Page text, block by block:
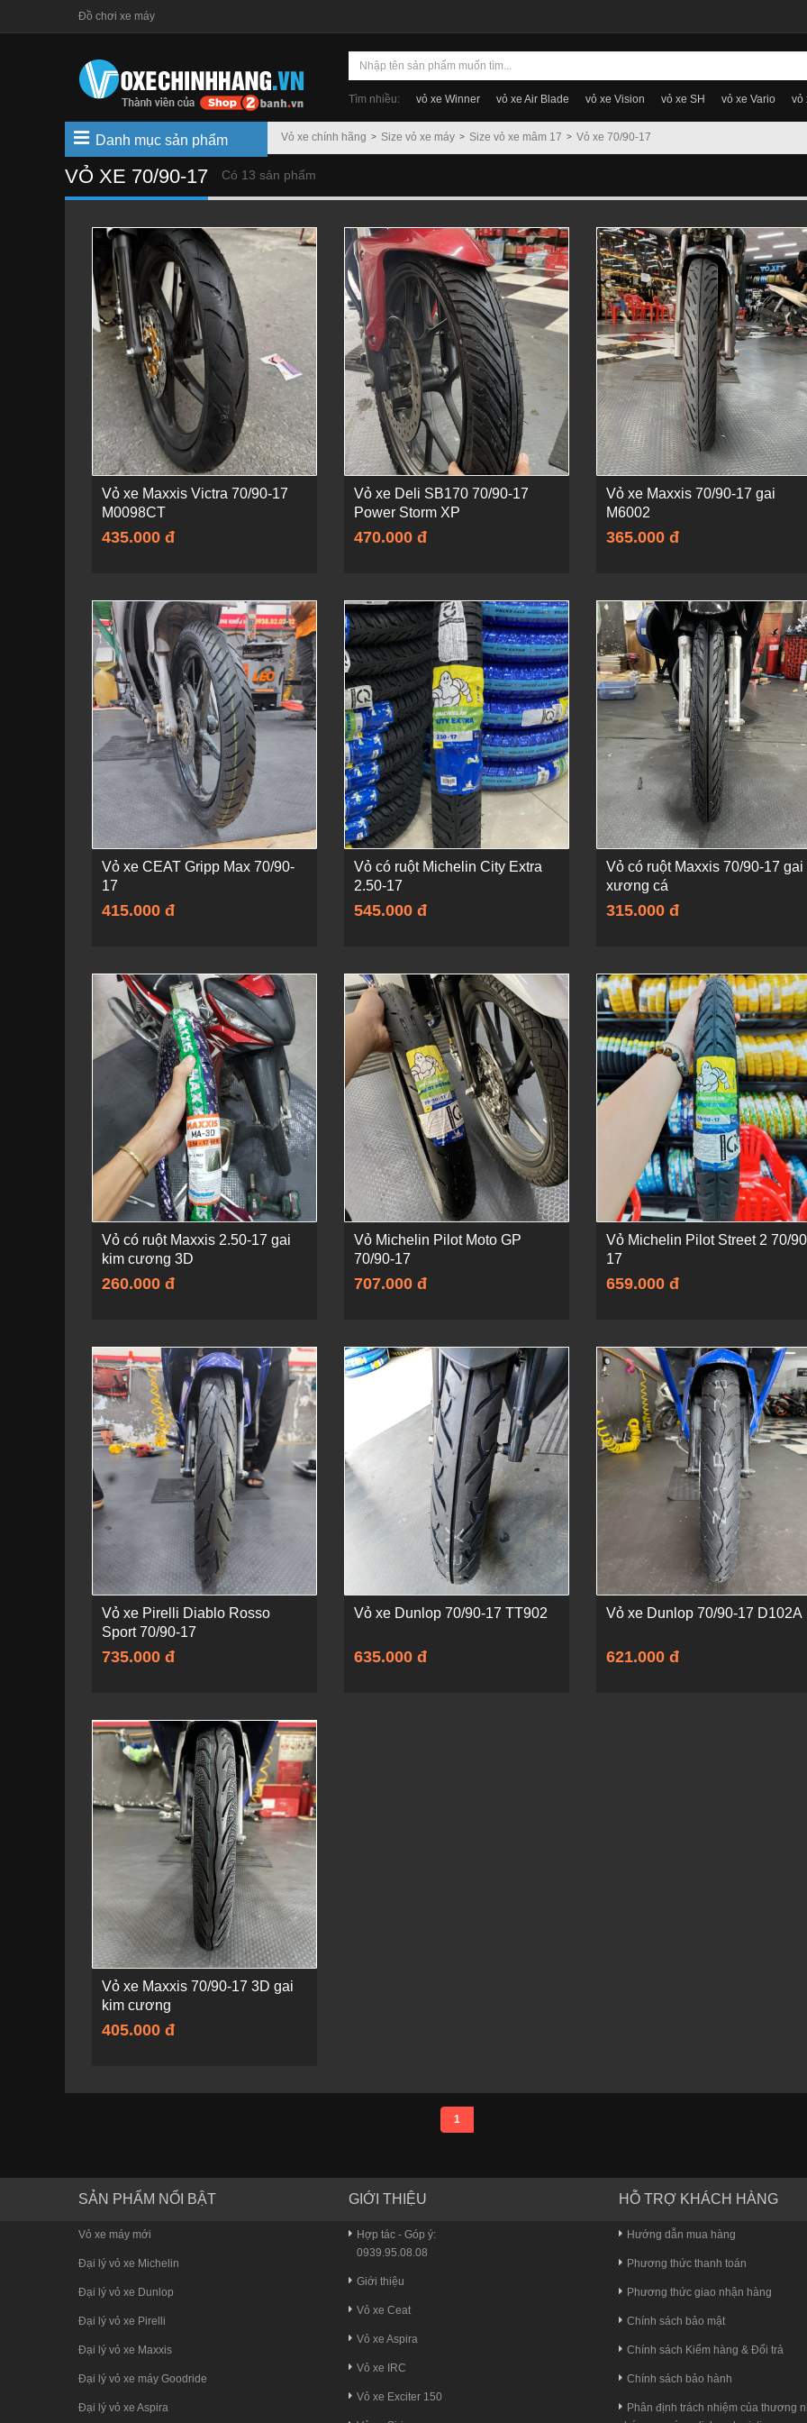
Đồ chơi xe máy
Tìm nhiều: vỏ xe Winner vỏ xe Air Blade vỏ xe Vision vỏ xe SH vỏ xe Vario vỏ
Vỏ xe chính hãng Size vỏ xe máy Size vỏ xe mâm 17 Vỏ xe 70/90-17
Danh mục sản phẩm
VỎ XE 70/90-17 Có 13 sản phẩm
Vỏ xe Maxxis Victra 70/90-17
M0098CT
435.000 đ
Vỏ xe Deli SB170 70/90-17
Power Storm XP
470.000 đ
Vỏ xe Maxxis 70/90-17 gai
M6002
365.000 đ
Vỏ xe CEAT Gripp Max 70/90-
17
415.000 đ
Vỏ có ruột Michelin City Extra
2.50-17
545.000 đ
Vỏ có ruột Maxxis 70/90-17 gai
xương cá
315.000 đ
Vỏ có ruột Maxxis 2.50-17 gai
kim cương 3D
260.000 đ
Vỏ Michelin Pilot Moto GP
70/90-17
707.000 đ
Vỏ Michelin Pilot Street 2 70/
17
659.000 đ
Vỏ xe Pirelli Diablo Rosso
Sport 70/90-17
735.000 đ
Vỏ xe Dunlop 70/90-17 TT902
635.000 đ
Vỏ xe Dunlop 70/90-17 D102A
621.000 đ
Vỏ xe Maxxis 70/90-17 3D gai
kim cương
405.000 đ
1
SẢN PHẨM NỔI BẬT
Vỏ xe máy mới
Đại lý vỏ xe Michelin
Đại lý vỏ xe Dunlop
Đại lý vỏ xe Pirelli
Đại lý vỏ xe Maxxis
Đại lý vỏ xe máy Goodride
Đại lý vỏ xe Aspira
GIỚI THIỆU
Hợp tác - Góp ý:
0939.95.08.08
Giới thiệu
Vỏ xe Ceat
Vỏ xe Aspira
Vỏ xe IRC
Vỏ xe Exciter 150
HỖ TRỢ KHÁCH HÀNG
Hướng dẫn mua hàng
Phương thức thanh toán
Phương thức giao nhận hàng
Chính sách bảo mật
Chính sách Kiểm hàng & Đổi trả
Chính sách bảo hành
Phân định trách nhiệm của thương